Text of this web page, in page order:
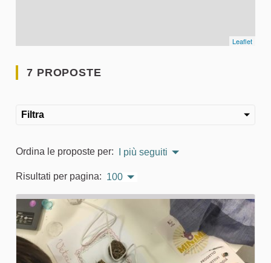
Leaflet
7 PROPOSTE
Filtra
Ordina le proposte per: I più seguiti
Risultati per pagina: 100